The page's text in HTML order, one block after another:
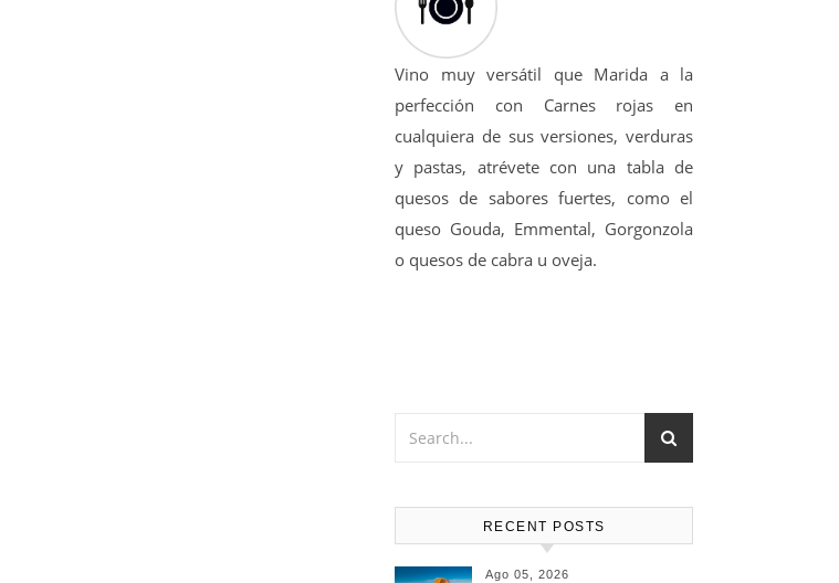
Vino muy versátil que Marida a la
perfección con Carnes rojas en
cualquiera de sus versiones, verduras
y pastas, atrévete con una tabla de
quesos de sabores fuertes, como el
queso Gouda, Emmental, Gorgonzola
o quesos de cabra u oveja.
RECENT POSTS
Ago 05, 2026